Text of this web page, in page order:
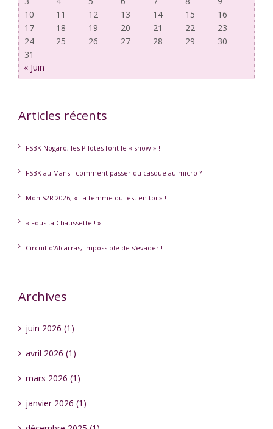
10
11 12 13 14 15
16
17
18 19 20 21 22
23
24
25 26 27 28 29
30
31
« Juin
Articles récents
FSBK Nogaro, les Pilotes font le « show » !
FSBK au Mans : comment passer du casque au micro ?
Mon S2R 2026, « La femme qui est en toi » !
« Fous ta Chaussette ! »
Circuit d’Alcarras, impossible de s’évader !
Archives
juin 2026 (1)
avril 2026 (1)
mars 2026 (1)
janvier 2026 (1)